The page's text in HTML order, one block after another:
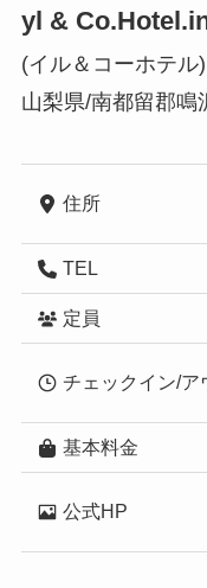
yl &
(イル＆コーホテル)
山梨県/南都留郡鳴
住所
TEL
定員
チェックイン/ア
基本料金
公式HP